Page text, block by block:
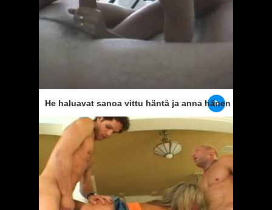
He haluavat sanoa vittu häntä ja anna hänen
kasvonsa täynnä siittiöiden ruiskutus